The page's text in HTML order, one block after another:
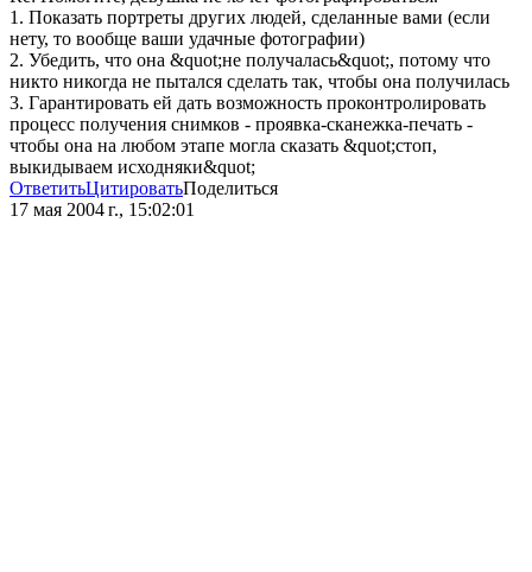
1. Показать портреты других людей, сделанные вами (если
нету, то вообще ваши удачные фотографии)
2. Убедить, что она &quot;не получалась&quot;, потому что
никто никогда не пытался сделать так, чтобы она получилась
3. Гарантировать ей дать возможность проконтролировать
процесс получения снимков - проявка-сканежка-печать -
чтобы она на любом этапе могла сказать &quot;стоп,
выкидываем исходняки&quot;
ОтветитьЦитироватьПоделиться
17 мая 2004 г., 15:02:01